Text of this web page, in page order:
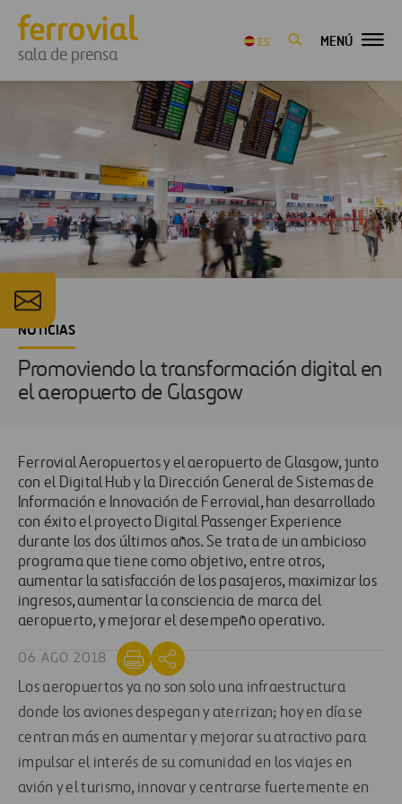
sala de prensa
ES MENÚ
NOTICIAS
Promoviendo la transformación digital en
el aeropuerto de Glasgow
Ferrovial Aeropuertos y el aeropuerto de Glasgow, junto
con el Digital Hub y la Dirección General de Sistemas de
Información e Innovación de Ferrovial, han desarrollado
con éxito el proyecto Digital Passenger Experience
durante los dos últimos años. Se trata de un ambicioso
programa que tiene como objetivo, entre otros,
aumentar la satisfacción de los pasajeros, maximizar los
ingresos, aumentar la consciencia de marca del
aeropuerto, y mejorar el desempeño operativo.
06 AGO 2018
Los aeropuertos ya no son solo una infraestructura
donde los aviones despegan y aterrizan; hoy en día se
centran más en aumentar y mejorar su atractivo para
impulsar el interés de su comunidad en los viajes en
avión y el turismo, innovar y centrarse fuertemente en